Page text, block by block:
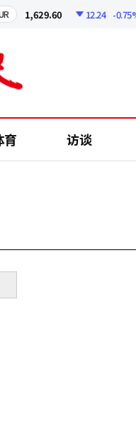
1,629.60 12.24 -0.75%
育 访谈